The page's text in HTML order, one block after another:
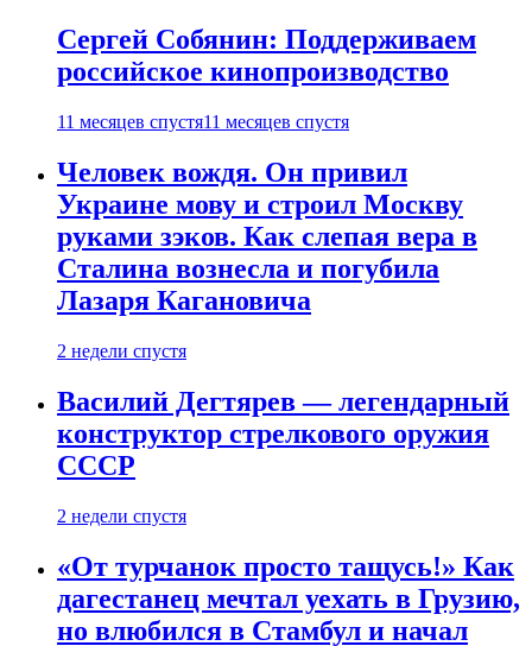
Сергей Собянин: Поддерживаем
российское кинопроизводство
11 месяцев спустя11 месяцев спустя
Человек вождя. Он привил
Украине мову и строил Москву
руками зэков. Как слепая вера в
Сталина вознесла и погубила
Лазаря Кагановича
2 недели спустя
Василий Дегтярев — легендарный
конструктор стрелкового оружия
СССР
2 недели спустя
«От турчанок просто тащусь!» Как
дагестанец мечтал уехать в Грузию,
но влюбился в Стамбул и начал